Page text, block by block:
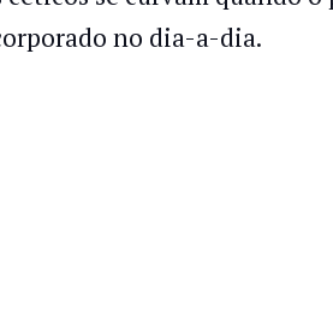
no dia-a-dia.